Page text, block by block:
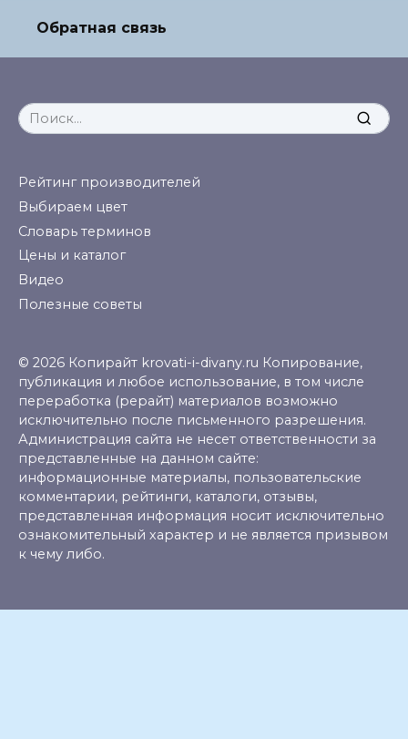
Обратная связь
Search
for:
Рейтинг производителей
Выбираем цвет
Словарь терминов
Цены и каталог
Видео
Полезные советы
© 2026 Копирайт krovati-i-divany.ru Копирование,
публикация и любое использование, в том числе
переработка (рерайт) материалов возможно
исключительно после письменного разрешения.
Администрация сайта не несет ответственности за
представленные на данном сайте:
информационные материалы, пользовательские
комментарии, рейтинги, каталоги, отзывы,
представленная информация носит исключительно
ознакомительный характер и не является призывом
к чему либо.